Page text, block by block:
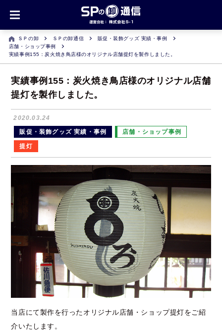
ＳＰの卸 ＳＰの卸通信
販促・装飾グッズ 実績・事例
店舗・ショップ事例
実績事例155：炭火焼き鳥店様のオリジナル店舗提灯を製作しました。
実績事例155：炭火焼き鳥店様のオリジナル店舗
提灯を製作しました。
2020.03.24
販促・装飾グッズ 実績・事例
店舗・ショップ事例
提灯
当店にて製作を行ったオリジナル店舗・ショップ提灯をご紹
介いたします。